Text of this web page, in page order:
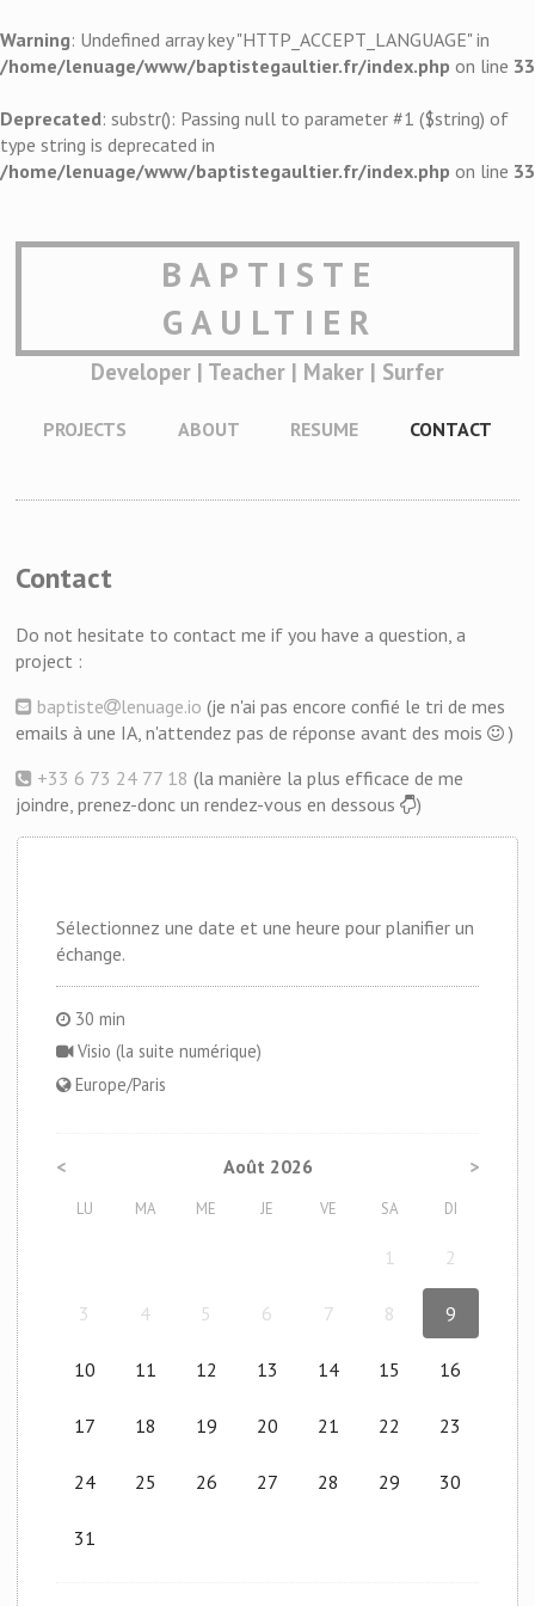
Warning: Undefined array key "HTTP_ACCEPT_LANGUAGE" in
/home/lenuage/www/baptistegaultier.fr/index.php on line 33
Deprecated: substr(): Passing null to parameter #1 ($string) of
type string is deprecated in
/home/lenuage/www/baptistegaultier.fr/index.php on line 33
BAPTISTE
GAULTIER
Developer | Teacher | Maker | Surfer
PROJECTS ABOUT RESUME CONTACT
Contact
Do not hesitate to contact me if you have a question, a
project :
baptiste
lenuage.io (je n'ai pas encore confié le tri de mes
emails à une IA, n'attendez pas de réponse avant des mois
)
+33 6 73 24 77 18 (la manière la plus efficace de me
joindre, prenez-donc un rendez-vous en dessous
)
Sélectionnez une date et une heure pour planifier un
échange.
30 min
Visio (la suite numérique)
Europe/Paris
< Août 2026 >
LU MA ME JE VE SA DI
1 2
3 4 5 6 7 8 9
10 11 12 13 14 15 16
17 18 19 20 21 22 23
24 25 26 27 28 29 30
31